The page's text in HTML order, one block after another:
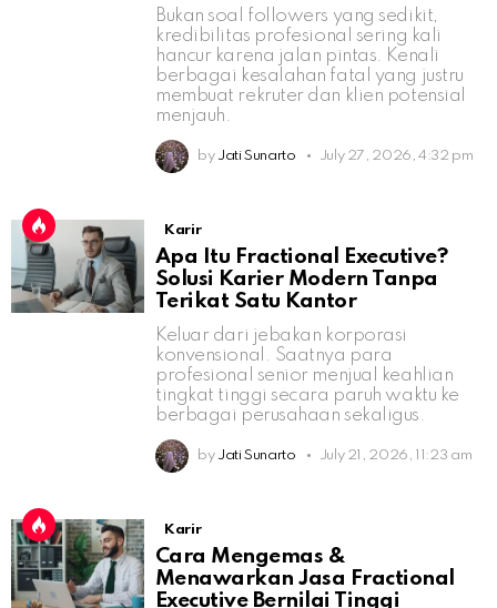
Bukan soal followers yang sedikit,
kredibilitas profesional sering kali
hancur karena jalan pintas. Kenali
berbagai kesalahan fatal yang justru
membuat rekruter dan klien potensial
menjauh.
by Jati Sunarto July 27, 2026, 4:32 pm
Karir
Apa Itu Fractional Executive?
Solusi Karier Modern Tanpa
Terikat Satu Kantor
Keluar dari jebakan korporasi
konvensional. Saatnya para
profesional senior menjual keahlian
tingkat tinggi secara paruh waktu ke
berbagai perusahaan sekaligus.
by Jati Sunarto July 21, 2026, 11:23 am
Karir
Cara Mengemas &
Menawarkan Jasa Fractional
Executive Bernilai Tinggi